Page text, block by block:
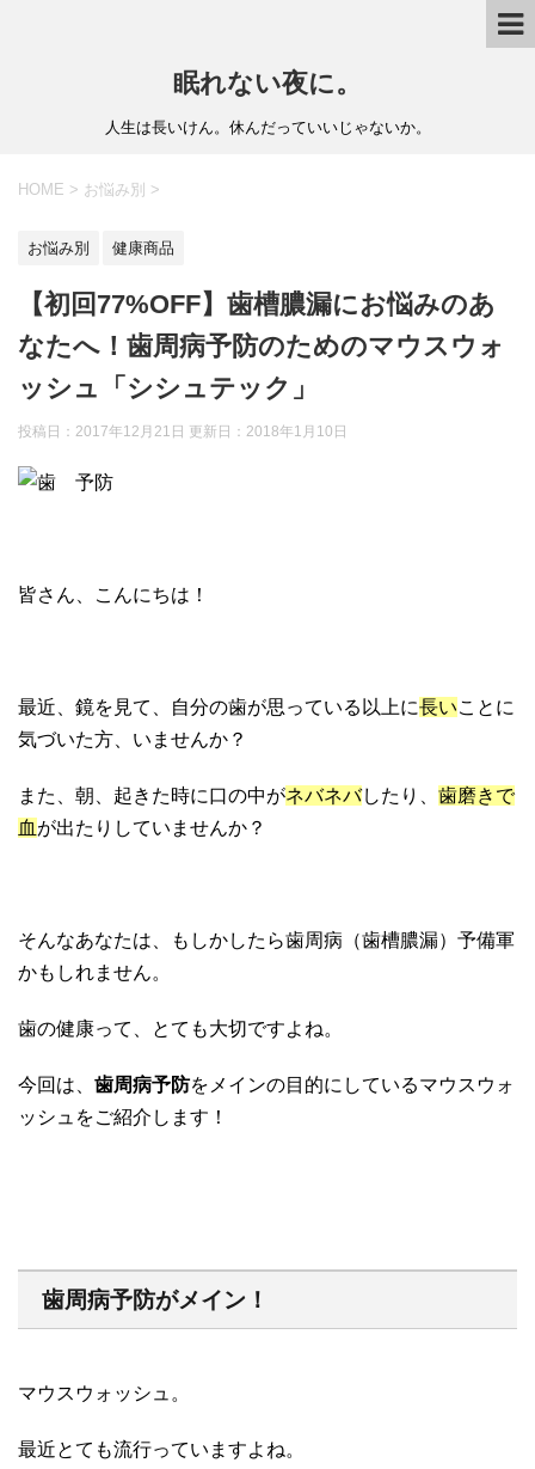
眠れない夜に。
人生は長いけん。休んだっていいじゃないか。
HOME > お悩み別 >
お悩み別 健康商品
【初回77%OFF】歯槽膿漏にお悩みのあ
なたへ！歯周病予防のためのマウスウォ
ッシュ「シシュテック」
投稿日：2017年12月21日 更新日： 2018年1月10日
皆さん、こんにちは！
最近、鏡を見て、自分の歯が思っている以上に長いことに
気づいた方、いませんか？
また、朝、起きた時に口の中がネバネバしたり、 歯磨きで
血 が出たりしていませんか？
そんなあなたは、もしかしたら歯周病（歯槽膿漏）予備軍
かもしれません。
歯の健康って、とても大切ですよね。
今回は、 歯周病予防をメインの目的にしているマウスウォ
ッシュをご紹介します！
歯周病予防がメイン！
マウスウォッシュ。
最近とても流行っていますよね。